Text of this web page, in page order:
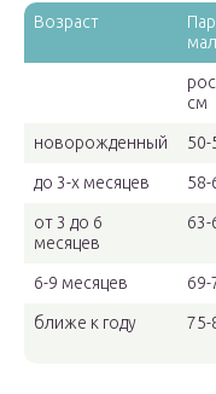
Возраст
см
новорожденный 50-
до 3-х месяцев 58-
от 3 до 6
месяцев
63-
6-9 месяцев 69-
ближе к году 75-